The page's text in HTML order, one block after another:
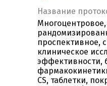
Название
Многоцентровое,
проспективное,
клиническое
эффективности,
CS, таблетки,